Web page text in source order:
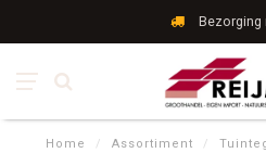
Bezorging
Home / Assortiment /